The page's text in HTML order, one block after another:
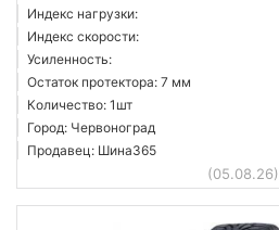
Индекс нагрузки:
Индекс скорости:
Усиленность:
Остаток протектора: 7 мм
Количество: 1шт
Город: Червоноград
Продавец: Шина365
(05.08.26)